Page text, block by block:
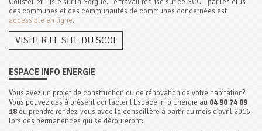
des communes et des communautés de communes concernées est
accessible en ligne.
VISITER LE SITE DU SCOT
ESPACE INFO ENERGIE
Vous avez un projet de construction ou de rénovation de votre habitation?
Vous pouvez dès à présent contacter l'Espace Info Energie au 04 90 74 09
18 ou prendre rendez-vous avec la conseillère à partir du mois d'avril 2016
lors des permanences qui se dérouleront: